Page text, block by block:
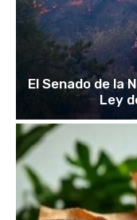
El Senado de la
Ley